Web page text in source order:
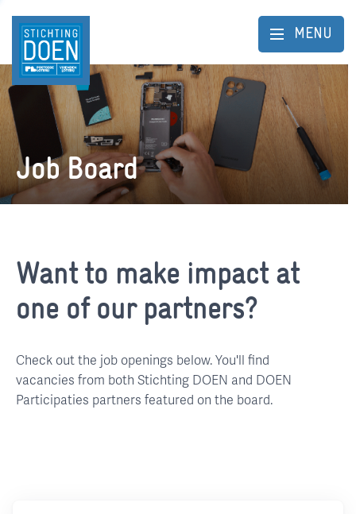
MENU
Job Board
Want to make impact at
one of our partners?
Check out the job openings below. You'll find
vacancies from both Stichting DOEN and DOEN
Participaties partners featured on the board.